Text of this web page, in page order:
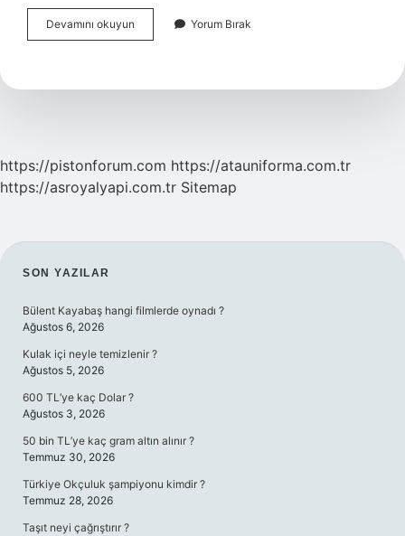
Devamını okuyun
Altında
Anlama
Yorum Bırak
https://pistonforum.com https://atauniforma.com.tr
https://asroyalyapi.com.tr Sitemap
SIDEBAR
SON YAZILAR
Bülent Kayabaş hangi filmlerde oynadı ?
Ağustos 6, 2026
Kulak içi neyle temizlenir ?
Ağustos 5, 2026
600 TL’ye kaç Dolar ?
Ağustos 3, 2026
50 bin TL’ye kaç gram altın alınır ?
Temmuz 30, 2026
Türkiye Okçuluk şampiyonu kimdir ?
Temmuz 28, 2026
Taşıt neyi çağrıştırır ?